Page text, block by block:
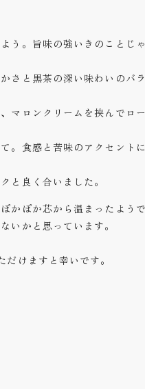
う。旨味の強いきのことじ
さと黒茶の深い味わいのバ
マロンクリームを挟んでロ
。食感と苦味のアクセント
と良く合いました。
かぽか芯から温まったようで
いかと思っています。
けますと幸いです。